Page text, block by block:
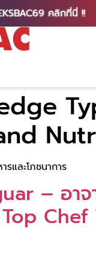
คลิกที่นี่ !!
รและโภชนาการ
– อาจ
Chef